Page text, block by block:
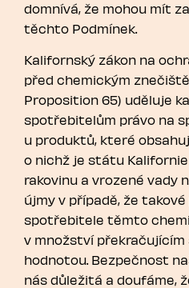
domnívá, že mohou mít
těchto Podmínek.
Kalifornský zákon na
před chemickým
Proposition 65) uděluje
spotřebitelům právo na
u produktů, které
o nichž je státu
rakovinu a vrozené vady
újmy v případě, že
spotřebitele těmto
v množství
hodnotou. Bezpečnost
nás důležitá a doufáme,